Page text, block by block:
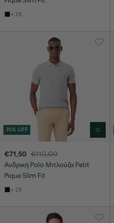
+ 25
35% OFF
€71,50 €110,00
Ανδρική Polo Μπλούζα Petit
Pique Slim Fit
+ 25